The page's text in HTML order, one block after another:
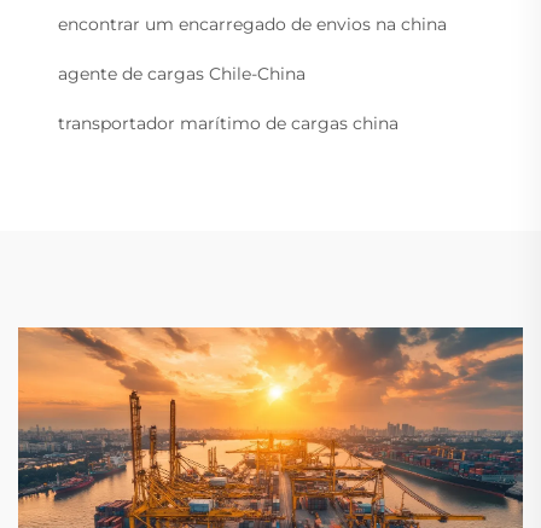
encontrar um encarregado de envios na china
agente de cargas Chile-China
transportador marítimo de cargas china